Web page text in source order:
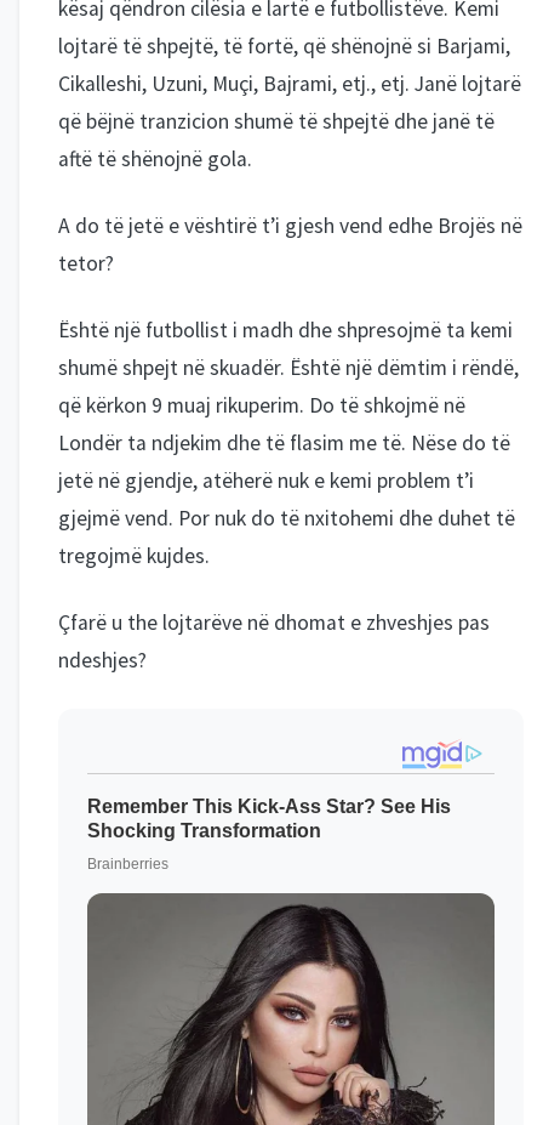
kësaj qëndron cilësia e lartë e futbollistëve. Kemi
lojtarë të shpejtë, të fortë, që shënojnë si Barjami,
Cikalleshi, Uzuni, Muçi, Bajrami, etj., etj. Janë lojtarë
që bëjnë tranzicion shumë të shpejtë dhe janë të
aftë të shënojnë gola.
A do të jetë e vështirë t’i gjesh vend edhe Brojës në
tetor?
Është një futbollist i madh dhe shpresojmë ta kemi
shumë shpejt në skuadër. Është një dëmtim i rëndë,
që kërkon 9 muaj rikuperim. Do të shkojmë në
Londër ta ndjekim dhe të flasim me të. Nëse do të
jetë në gjendje, atëherë nuk e kemi problem t’i
gjejmë vend. Por nuk do të nxitohemi dhe duhet të
tregojmë kujdes.
Çfarë u the lojtarëve në dhomat e zhveshjes pas
ndeshjes?